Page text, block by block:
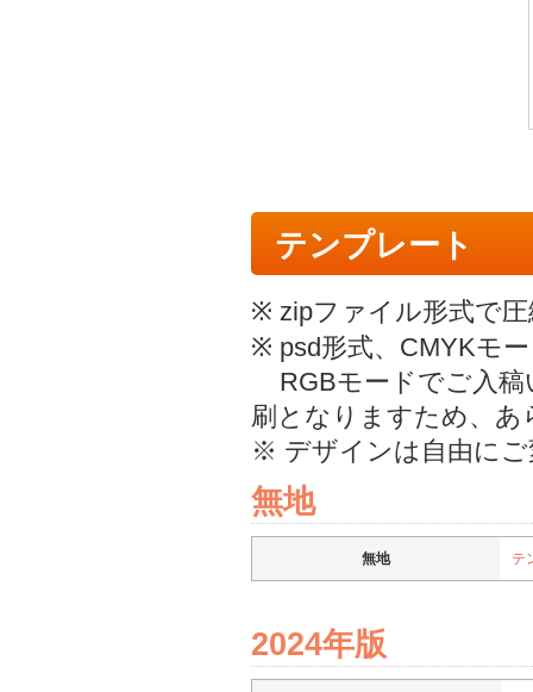
テンプレート
※ zipファイル形式で
※ psd形式、CMYKモ
RGBモードでご入稿
刷となりますため、
※ デザインは自由に
無地
無地 テ
2024年版